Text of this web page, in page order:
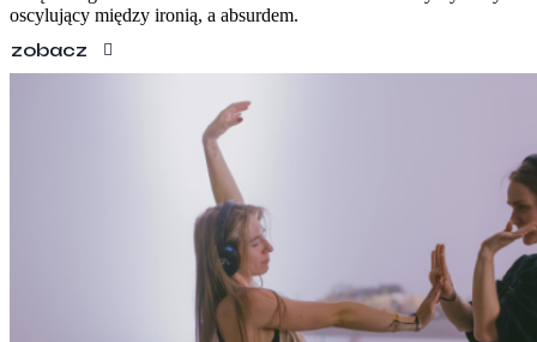
oscylujący między ironią, a absurdem.
zobacz